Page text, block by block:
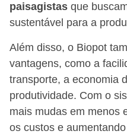
paisagistas que
sustentável para a
Além disso, o Biopot
vantagens, como a
transporte, a economia
produtividade. Com o
mais mudas em menos
os custos e